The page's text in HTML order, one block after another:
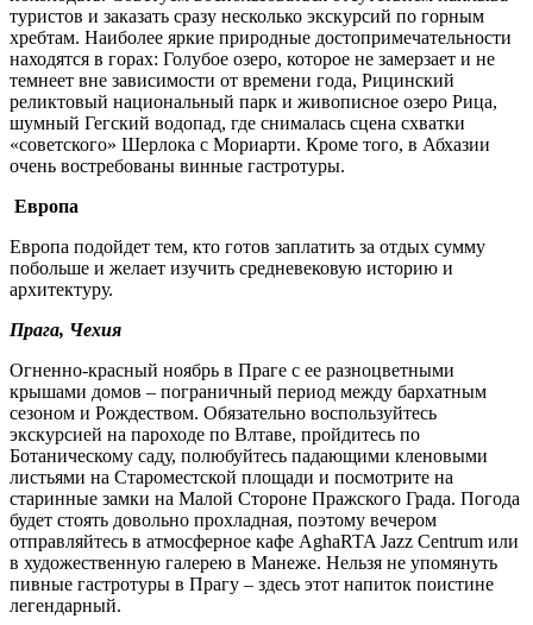
туристов и заказать сразу несколько экскурсий по горным
хребтам. Наиболее яркие природные достопримечательности
находятся в горах: Голубое озеро, которое не замерзает и не
темнеет вне зависимости от времени года, Рицинский
реликтовый национальный парк и живописное озеро Рица,
шумный Гегский водопад, где снималась сцена схватки
«советского» Шерлока с Мориарти. Кроме того, в Абхазии
очень востребованы винные гастротуры.
Европа
Европа подойдет тем, кто готов заплатить за отдых сумму
побольше и желает изучить средневековую историю и
архитектуру.
Прага, Чехия
Огненно-красный ноябрь в Праге с ее разноцветными
крышами домов – пограничный период между бархатным
сезоном и Рождеством. Обязательно воспользуйтесь
экскурсией на пароходе по Влтаве, пройдитесь по
Ботаническому саду, полюбуйтесь падающими кленовыми
листьями на Староместской площади и посмотрите на
старинные замки на Малой Стороне Пражского Града. Погода
будет стоять довольно прохладная, поэтому вечером
отправляйтесь в атмосферное кафе AghaRTA Jazz Centrum или
в художественную галерею в Манеже. Нельзя не упомянуть
пивные гастротуры в Прагу – здесь этот напиток поистине
легендарный.